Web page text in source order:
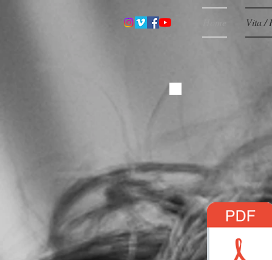
Vita /